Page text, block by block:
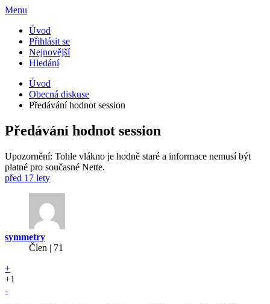
Menu
Úvod
Přihlásit se
Nejnovější
Hledání
Úvod
Obecná diskuse
Předávání hodnot session
Předávání hodnot session
Upozornění: Tohle vlákno je hodně staré a informace nemusí být
platné pro současné Nette.
před 17 lety
symmetry
Člen | 71
+
+1
-